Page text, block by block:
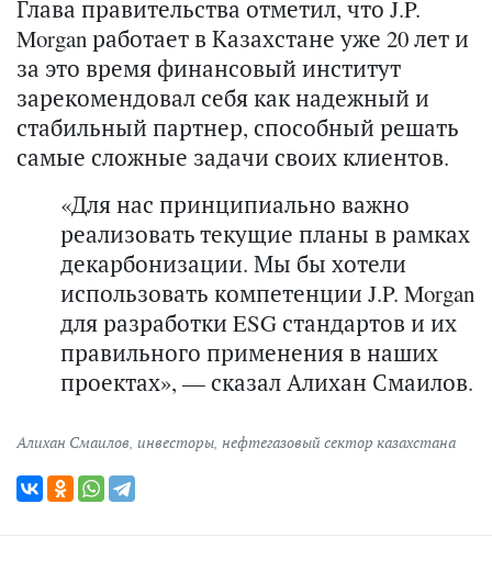
Глава правительства отметил, что J.P.
Morgan работает в Казахстане уже 20 лет и
за это время финансовый институт
зарекомендовал себя как надежный и
стабильный партнер, способный решать
самые сложные задачи своих клиентов.
«Для нас принципиально важно
реализовать текущие планы в рамках
декарбонизации. Мы бы хотели
использовать компетенции J.P. Morgan
для разработки ESG стандартов и их
правильного применения в наших
проектах», — сказал Алихан Смаилов.
Алихан Смаилов, инвесторы, нефтегазовый сектор казахстана